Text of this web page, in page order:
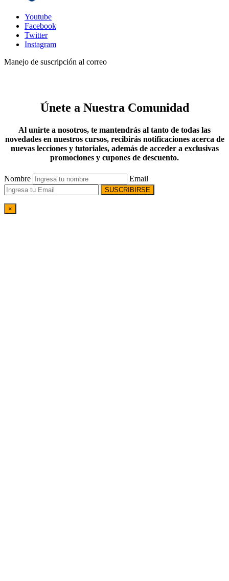
Youtube
Facebook
Twitter
Instagram
Manejo de suscripción al correo
Únete a Nuestra Comunidad
Al unirte a nosotros, te mantendrás al tanto de todas las
novedades en nuestros cursos, recibirás notificaciones acerca de
nuevas lecciones y tutoriales, además de acceder a exclusivas
promociones y cupones de descuento.
Nombre Email
SUSCRIBIRSE
×